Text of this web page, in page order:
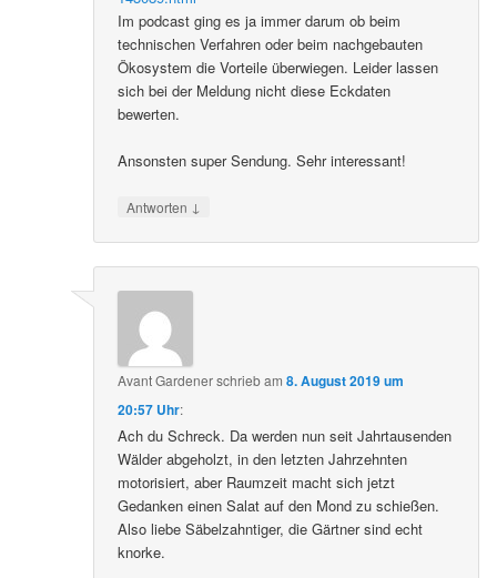
Im podcast ging es ja immer darum ob beim
technischen Verfahren oder beim nachgebauten
Ökosystem die Vorteile überwiegen. Leider lassen
sich bei der Meldung nicht diese Eckdaten
bewerten.
Ansonsten super Sendung. Sehr interessant!
Antworten ↓
Avant Gardenerschriebam8. August 2019 um
20:57 Uhr:
Ach du Schreck. Da werden nun seit Jahrtausenden
Wälder abgeholzt, in den letzten Jahrzehnten
motorisiert, aber Raumzeit macht sich jetzt
Gedanken einen Salat auf den Mond zu schießen.
Also liebe Säbelzahntiger, die Gärtner sind echt
knorke.